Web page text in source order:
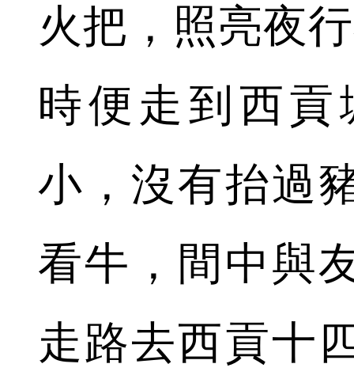
火把，照亮夜
時便走到西
小，沒有抬過
看牛，間中與
走路去西貢十